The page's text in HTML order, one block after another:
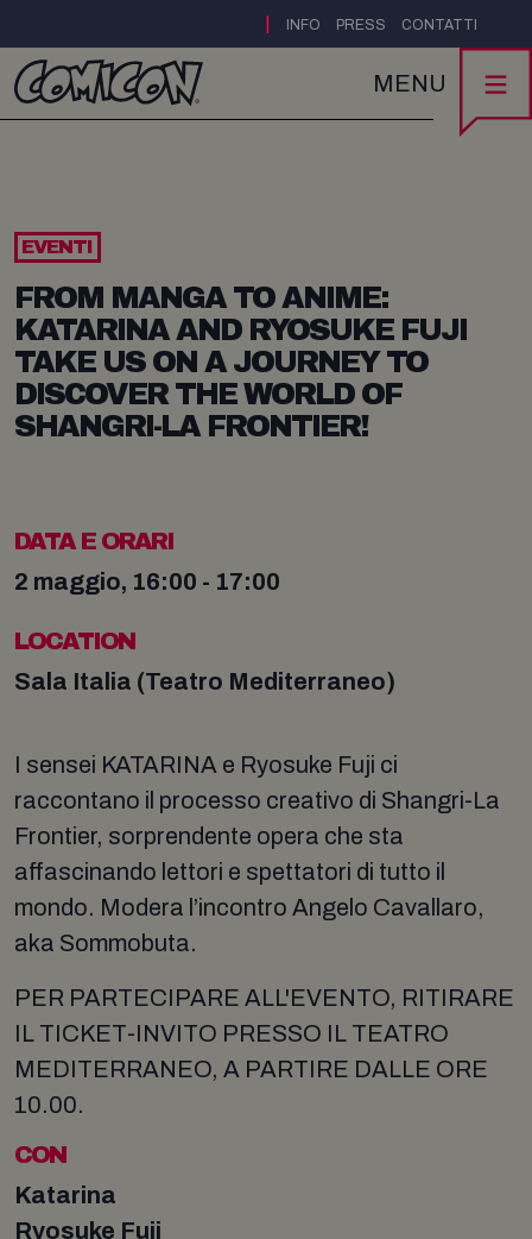
INFO PRESS CONTATTI
MENU
EVENTI
FROM MANGA TO ANIME:
KATARINA AND RYOSUKE FUJI
TAKE US ON A JOURNEY TO
DISCOVER THE WORLD OF
SHANGRI-LA FRONTIER!
DATA E ORARI
2 maggio, 16:00 - 17:00
LOCATION
Sala Italia (Teatro Mediterraneo)
I sensei KATARINA e Ryosuke Fuji ci
raccontano il processo creativo di Shangri-La
Frontier, sorprendente opera che sta
affascinando lettori e spettatori di tutto il
mondo. Modera l’incontro Angelo Cavallaro,
aka Sommobuta.
PER PARTECIPARE ALL'EVENTO, RITIRARE
IL TICKET-INVITO PRESSO IL TEATRO
MEDITERRANEO, A PARTIRE DALLE ORE
10.00.
CON
Katarina
Ryosuke Fuji